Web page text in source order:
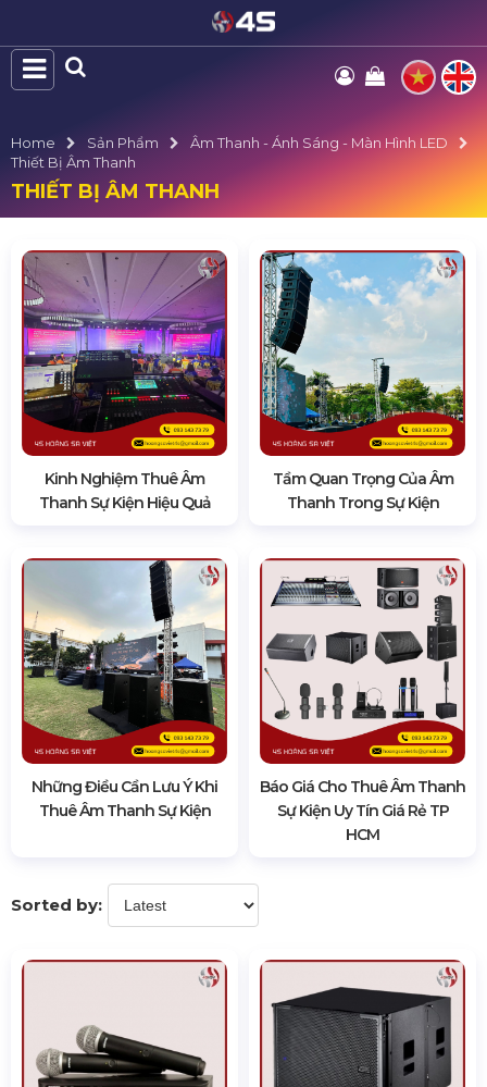
Home Sản Phẩm
Âm Thanh - Ánh Sáng - Màn Hình LED
Thiết Bị Âm Thanh
THIẾT BỊ ÂM THANH
Kinh Nghiệm Thuê Âm
Thanh Sự Kiện Hiệu Quả
Tầm Quan Trọng Của Âm
Thanh Trong Sự Kiện
Những Điều Cần Lưu Ý Khi
Thuê Âm Thanh Sự Kiện
Báo Giá Cho Thuê Âm Thanh
Sự Kiện Uy Tín Giá Rẻ TP
HCM
Sorted by: